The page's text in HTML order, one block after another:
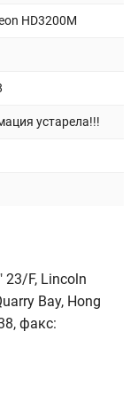
HD3200M
устарела!!!
23/F, Lincoln
Bay, Hong
факс: